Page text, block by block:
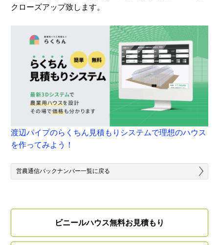
クローズアップ致します。
渡辺パイプのらくちん見積もりシステムで理想のハウス
を作ってみよう！
営農通信バックナンバー一覧に戻る
ビニールハウス無料お見積もり